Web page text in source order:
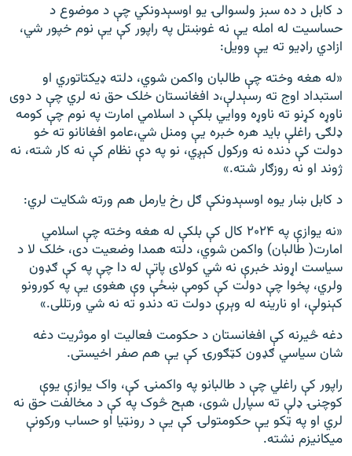
د کابل د ده سبز ولسوالۍ یو اوسېدونکي چې د موضوع د
حساسیت له امله یې نه غوښتل په راپور کې یې نوم خپور شي،
ازادي راډیو ته یې وویل:
«له هغه وخته چې طالبان واکمن شوي، دلته ډیکتاتوري او
استبداد اوج ته رسېدلې،د افغانستان خلک حق نه لري چې د دوی
ناوړه کړنو ته ناوړه ووایي بلکې د اسلامي امارت په نوم چې کومه
ډلګۍ راغلې باید هره خبره یې ومنل شي،عامو افغانانو ته خو
دولت کې دنده نه ورکول کېږي، نو په دې نظام کې نه کار شته، نه
ژوند او نه روزګار شته.»
د کابل ښار یوه اوسېدونکې ګل رخ یارمل هم ورته شکایت لري:
«نه یوازې په ۲۰۲۴ کال کې بلکې له هغه وخته چې اسلامي
امارت( طالبان) واکمن شوي، دلته همدا وضعیت دی، خلک لا د
سیاست اړوند خبرې نه شي کولای پاتې له دا چې په کې ګډون
ولري، پخوا چې دولت کې کومې ښځې وې هغوی یې په کورونو
کېنولې، او نارینه له وېرې دولت ته دندو ته نه شي ورتللی.»
دغه څیرنه کې افغانستان د حکومت فعالیت او موثریت دغه
شان سیاسي ګډون کټګورۍ کې یې هم صفر اخیستی.
راپور کې راغلي چې د طالبانو په واکمنۍ کې، واک یوازې یوې
کوچنۍ ډلې ته سپارل شوی، هېح څوک په کې د مخالفت حق نه
لري او په ټکو یې حکومتولۍ کې یې د رونټیا او حساب ورکونې
میکانیزم نشته.